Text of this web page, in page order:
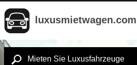
luxusmietwagen.com
Mieten Sie Luxusfahrzeuge